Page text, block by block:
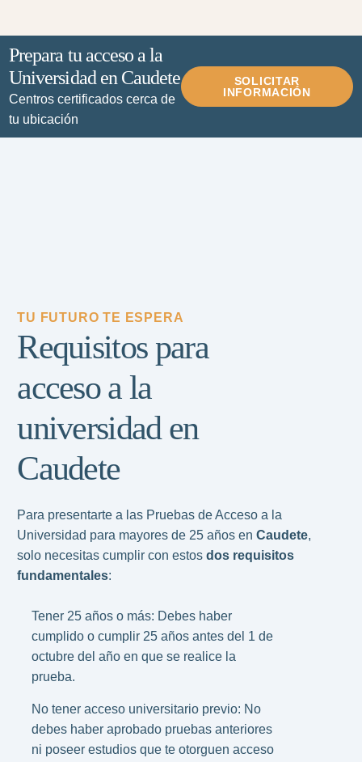
Prepara tu acceso a la
Universidad en Caudete
Centros certificados cerca de
tu ubicación
SOLICITAR
INFORMACIÓN
TU FUTURO TE ESPERA
Requisitos para
acceso a la
universidad en
Caudete
Para presentarte a las Pruebas de Acceso a la
Universidad para mayores de 25 años enCaudete,
solo necesitas cumplir con estosdos requisitos
fundamentales:
Tener 25 años o más: Debes haber
cumplido o cumplir 25 años antes del 1 de
octubre del año en que se realice la
prueba.
No tener acceso universitario previo: No
debes haber aprobado pruebas anteriores
ni poseer estudios que te otorguen acceso